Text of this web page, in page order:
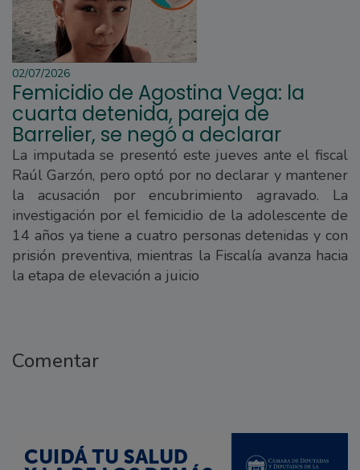
02/07/2026
Femicidio de Agostina Vega: la
cuarta detenida, pareja de
Barrelier, se negó a declarar
La imputada se presentó este jueves ante el fiscal
Raúl Garzón, pero optó por no declarar y mantener
la acusación por encubrimiento agravado. La
investigación por el femicidio de la adolescente de
14 años ya tiene a cuatro personas detenidas y con
prisión preventiva, mientras la Fiscalía avanza hacia
la etapa de elevación a juicio
Comentar